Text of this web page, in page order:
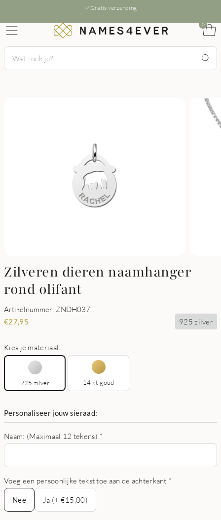
Gratis verzending
0
Zilveren dieren naamhanger
rond olifant
Artikelnummer: ZNDH037
€27,95 925 zilver
Kies je materiaal:
925 zilver 14 kt goud
Personaliseer jouw sieraad:
Naam: (Maximaal 12 tekens) *
Voeg een persoonlijke tekst toe aan de achterkant *
Nee
Nee
Ja (+ €15,00)